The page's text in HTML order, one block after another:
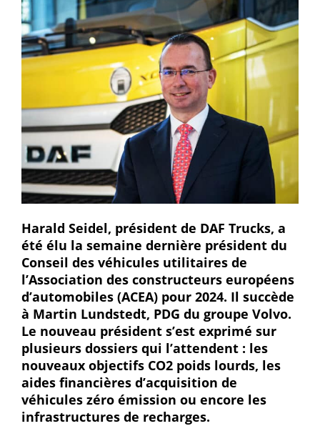
Harald Seidel, président de DAF Trucks, a
été élu la semaine dernière président du
Conseil des véhicules utilitaires de
l’Association des constructeurs européens
d’automobiles (ACEA) pour 2024. Il succède
à Martin Lundstedt, PDG du groupe Volvo.
Le nouveau président s’est exprimé sur
plusieurs dossiers qui l’attendent : les
nouveaux objectifs CO2 poids lourds, les
aides financières d’acquisition de
véhicules zéro émission ou encore les
infrastructures de recharges.